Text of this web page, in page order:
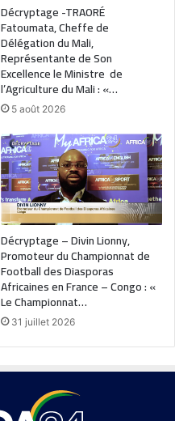
Décryptage -TRAORÉ
Fatoumata, Cheffe de
Délégation du Mali,
Représentante de Son
Excellence le Ministre de
l’Agriculture du Mali : «…
5 août 2026
Décryptage – Divin Lionny,
Promoteur du Championnat de
Football des Diasporas
Africaines en France – Congo : «
Le Championnat…
31 juillet 2026